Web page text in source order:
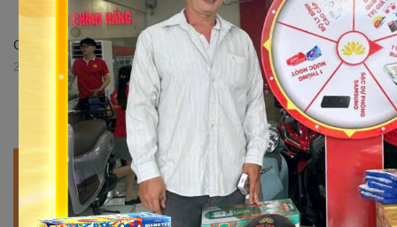
Giới thiệu xe số 50cc Sirius Victoria tại Xe điện Nam Tiến
29/05/2023 16:52:51